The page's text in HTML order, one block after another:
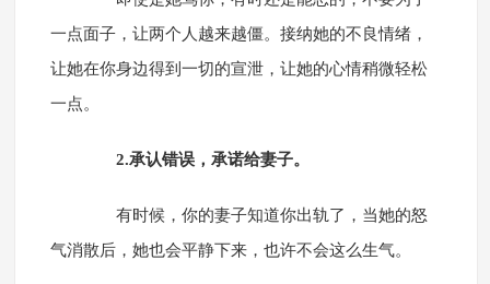
一点面子，让两个人越来越僵。接纳她的不良情绪，
让她在你身边得到一切的宣泄，让她的心情稍微轻松
一点。
2.承认错误，承诺给妻子。
有时候，你的妻子知道你出轨了，当她的怒
气消散后，她也会平静下来，也许不会这么生气。